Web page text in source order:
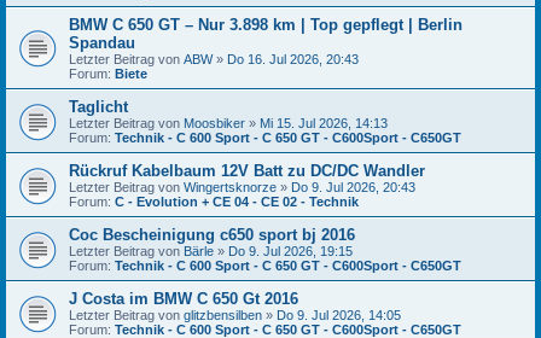
BMW C 650 GT – Nur 3.898 km | Top gepflegt | Berlin
Spandau
Letzter Beitrag von ABW» Do 16. Jul 2026, 20:43
Forum: Biete
Taglicht
Letzter Beitrag von Moosbiker » Mi 15. Jul 2026, 14:13
Forum: Technik - C 600 Sport - C 650 GT - C600Sport - C650GT
Rückruf Kabelbaum 12V Batt zu DC/DC Wandler
Letzter Beitrag von Wingertsknorze » Do 9. Jul 2026, 20:43
Forum: C - Evolution + CE 04 - CE 02 - Technik
Coc Bescheinigung c650 sport bj 2016
Letzter Beitrag von Bärle » Do 9. Jul 2026, 19:15
Forum: Technik - C 600 Sport - C 650 GT - C600Sport - C650GT
J Costa im BMW C 650 Gt 2016
Letzter Beitrag von glitzbensilben » Do 9. Jul 2026, 14:05
Forum: Technik - C 600 Sport - C 650 GT - C600Sport - C650GT